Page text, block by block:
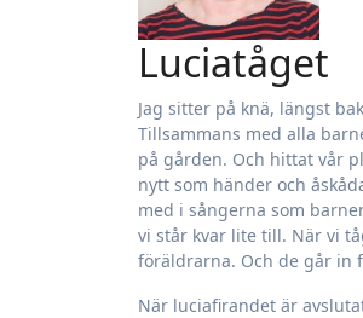
Luciatåget
Jag sitter på knä, längst bak i luciatåget med en liten tärna i knät.
Tillsammans med alla
på gården. Och hittat vår
nytt som händer och
med i sångerna som
vi står kvar lite till. När vi
föräldrarna. Och de går in
När luciafirandet är